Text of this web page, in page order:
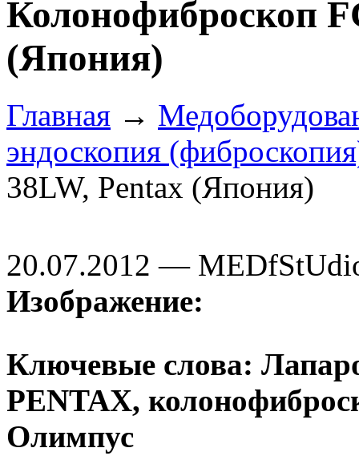
Колонофиброскоп
(Япония)
Главная →
эндоскопия
38LW, Pentax (Япония)
20.07.2012 —
Изображение:
Ключевые слова:
PENTAX,
Олимпус